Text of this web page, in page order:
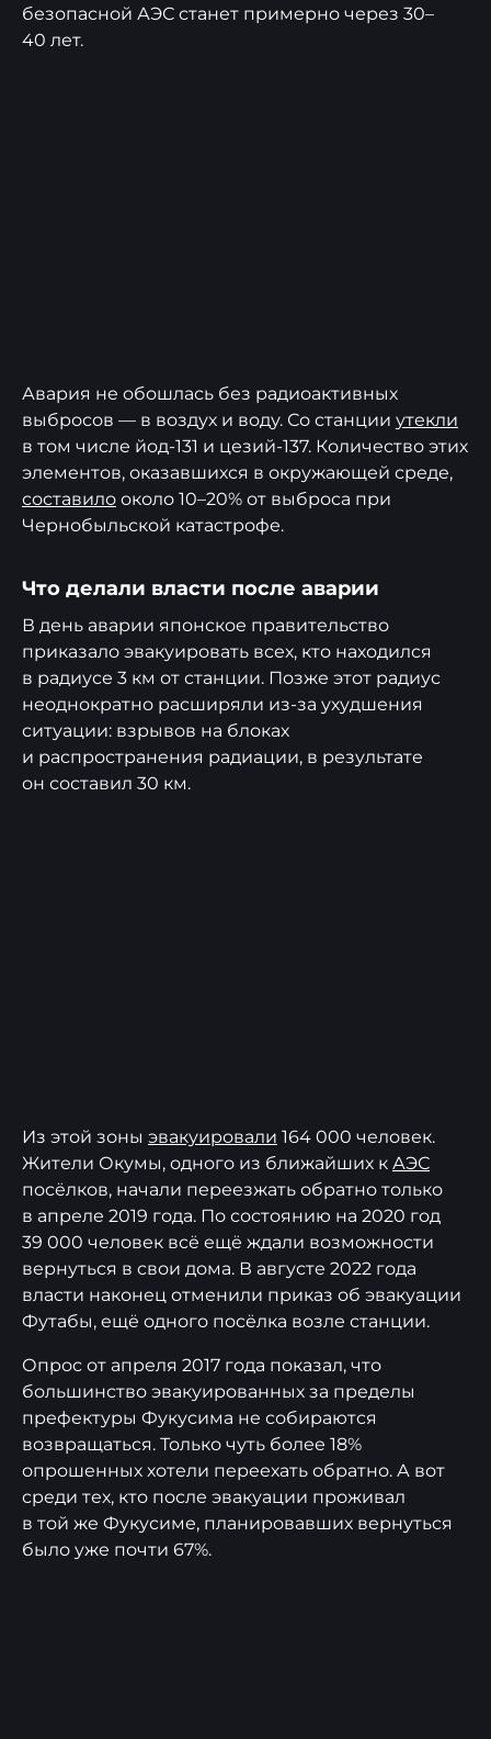
безопасной АЭС станет примерно через 30–
40 лет.
Авария не обошлась без радиоактивных
выбросов — в воздух и воду. Со станции утекли
в том числе йод-131 и цезий-137. Количество этих
элементов, оказавшихся в окружающей среде,
составило около 10–20% от выброса при
Чернобыльской катастрофе.
Что делали власти после аварии
В день аварии японское правительство
приказало эвакуировать всех, кто находился
в радиусе 3 км от станции. Позже этот радиус
неоднократно расширяли из-за ухудшения
ситуации: взрывов на блоках
и распространения радиации, в результате
он составил 30 км.
Из этой зоны эвакуировали 164 000 человек.
Жители Окумы, одного из ближайших к АЭС
посёлков, начали переезжать обратно только
в апреле 2019 года. По состоянию на 2020 год
39 000 человек всё ещё ждали возможности
вернуться в свои дома. В августе 2022 года
власти наконец отменили приказ об эвакуации
Футабы, ещё одного посёлка возле станции.
Опрос от апреля 2017 года показал, что
большинство эвакуированных за пределы
префектуры Фукусима не собираются
возвращаться. Только чуть более 18%
опрошенных хотели переехать обратно. А вот
среди тех, кто после эвакуации проживал
в той же Фукусиме, планировавших вернуться
было уже почти 67%.